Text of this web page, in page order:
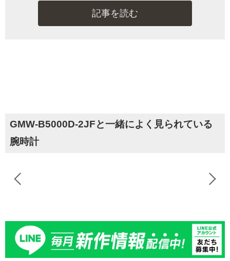
記事を読む
GMW-B5000D-2JFと一緒によく見られている
腕時計